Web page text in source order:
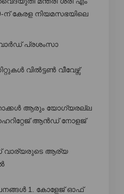
ന് കേരള നിയമസഭയിലെ
പ്രശംസാ
വിൽട്ടൺ വീവേഴ്സ്
ആരും യോഗ്യരല്ല
ആൻഡ് നോളജ്
വാര്യരുടെ ആര്യ
1. കോളേജ് ഓഫ്